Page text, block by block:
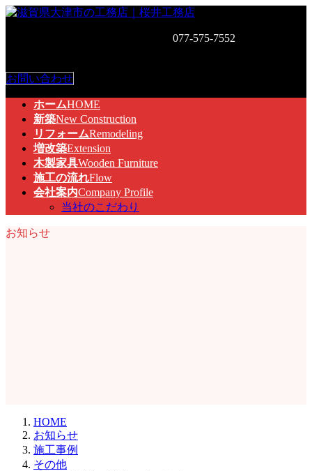
コ
ツ
へ
ス
ナ
シ
ョ
ン
077-575-7552
お問い合わせ
ホームHOME
新築New Construction
リフォームRemodeling
増改築Extension
木製家具Wooden Furniture
施工の流れFlow
会社案内Company Profile
当社のこだわり
お知らせ
HOME
お知らせ
施工事例
その他